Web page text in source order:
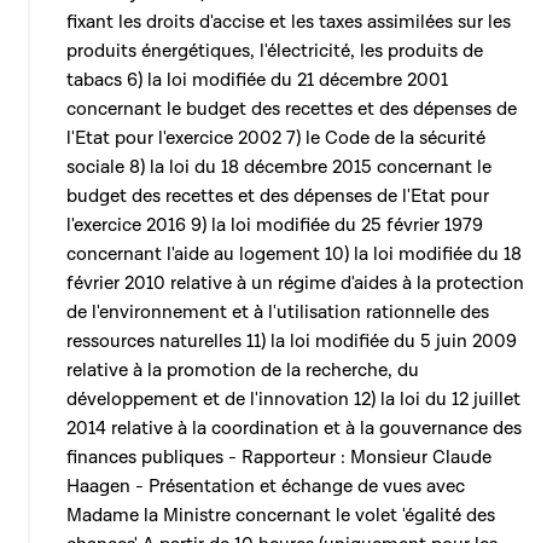
fixant les droits d'accise et les taxes assimilées sur les
produits énergétiques, l'électricité, les produits de
tabacs 6) la loi modifiée du 21 décembre 2001
concernant le budget des recettes et des dépenses de
l'Etat pour l'exercice 2002 7) le Code de la sécurité
sociale 8) la loi du 18 décembre 2015 concernant le
budget des recettes et des dépenses de l'Etat pour
l'exercice 2016 9) la loi modifiée du 25 février 1979
concernant l'aide au logement 10) la loi modifiée du 18
février 2010 relative à un régime d'aides à la protection
de l'environnement et à l'utilisation rationnelle des
ressources naturelles 11) la loi modifiée du 5 juin 2009
relative à la promotion de la recherche, du
développement et de l'innovation 12) la loi du 12 juillet
2014 relative à la coordination et à la gouvernance des
finances publiques - Rapporteur : Monsieur Claude
Haagen - Présentation et échange de vues avec
Madame la Ministre concernant le volet 'égalité des